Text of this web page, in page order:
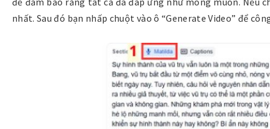
nhất. Sau đó bạn nhấp chuột vào ô “Generate Video” để